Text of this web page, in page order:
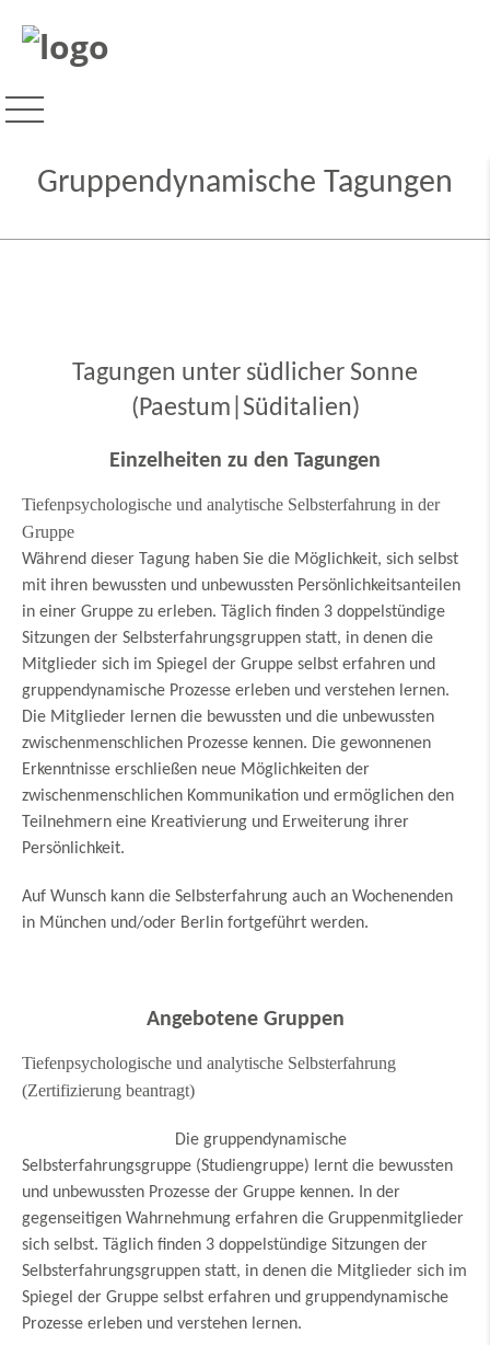
Gruppendynamische Tagungen
Tagungen unter südlicher Sonne
(Paestum|Süditalien)
Einzelheiten zu den Tagungen
Tiefenpsychologische und analytische Selbsterfahrung in der
Gruppe
Während dieser Tagung haben Sie die Möglichkeit, sich selbst
mit ihren bewussten und unbewussten Persönlichkeitsanteilen
in einer Gruppe zu erleben. Täglich finden 3 doppelstündige
Sitzungen der Selbsterfahrungsgruppen statt, in denen die
Mitglieder sich im Spiegel der Gruppe selbst erfahren und
gruppendynamische Prozesse erleben und verstehen lernen.
Die Mitglieder lernen die bewussten und die unbewussten
zwischenmenschlichen Prozesse kennen. Die gewonnenen
Erkenntnisse erschließen neue Möglichkeiten der
zwischenmenschlichen Kommunikation und ermöglichen den
Teilnehmern eine Kreativierung und Erweiterung ihrer
Persönlichkeit.
Auf Wunsch kann die Selbsterfahrung auch an Wochenenden
in München und/oder Berlin fortgeführt werden.
Angebotene Gruppen
Tiefenpsychologische und analytische Selbsterfahrung
(Zertifizierung beantragt)
Die gruppendynamische
Selbsterfahrungsgruppe (Studiengruppe) lernt die bewussten
und unbewussten Prozesse der Gruppe kennen. In der
gegenseitigen Wahrnehmung erfahren die Gruppenmitglieder
sich selbst. Täglich finden 3 doppelstündige Sitzungen der
Selbsterfahrungsgruppen statt, in denen die Mitglieder sich im
Spiegel der Gruppe selbst erfahren und gruppendynamische
Prozesse erleben und verstehen lernen.